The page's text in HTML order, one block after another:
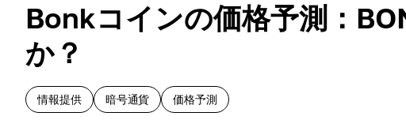
Bonkコインの価格予測：
か？
情報提供 暗号通貨 価格予測